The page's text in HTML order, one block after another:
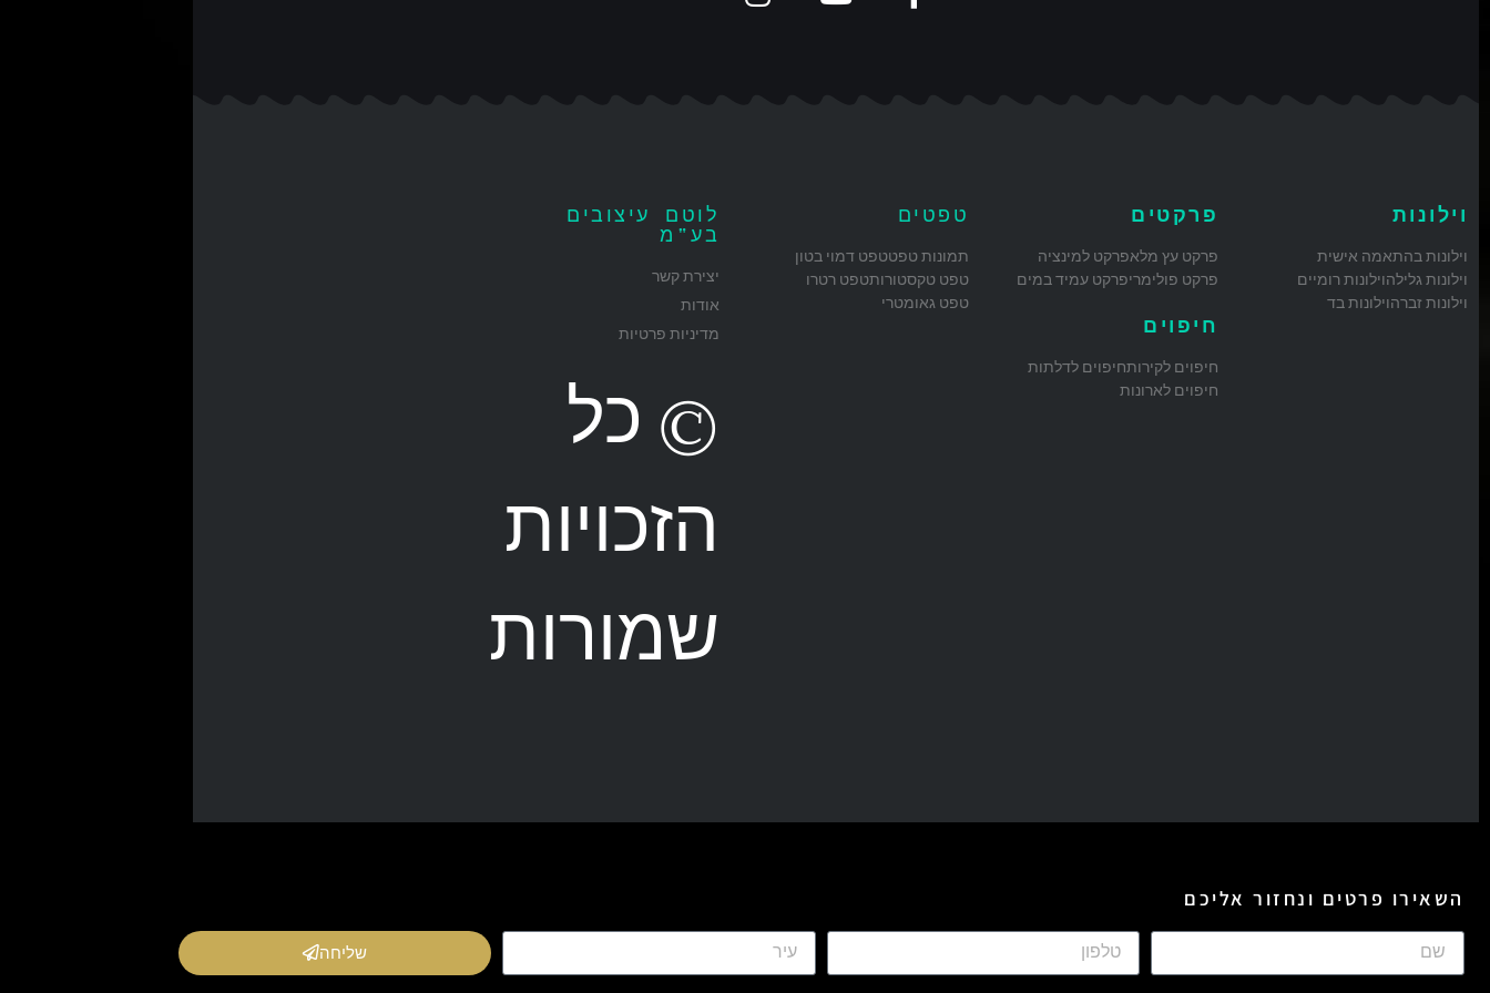
וילונות
וילונות בהתאמה אישית
וילונות גלילהוילונות רומיים
וילונות זברהוילונות בד
פרקטים
פרקט עץ מלאפרקט למינציה
פרקט פולימריפרקט עמיד במים
חיפוים
חיפוים לקירותחיפוים לדלתות
חיפוים לארונות
טפטים
תמונות טפטטפט דמוי בטון
טפט טקסטורותטפט רטרו
טפט גאומטרי
לוטם עיצובים
בע"מ
יצירת קשר
אודות
מדיניות פרטיות
© כל
הזכויות
שמורות
השאירו פרטים ונחזור אליכם
שליחה